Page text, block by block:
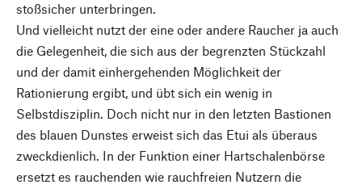
stoßsicher unterbringen.
Und vielleicht nutzt der eine oder andere Raucher ja auch
die Gelegenheit, die sich aus der begrenzten Stückzahl
und der damit einhergehenden Möglichkeit der
Rationierung ergibt, und übt sich ein wenig in
Selbstdisziplin. Doch nicht nur in den letzten Bastionen
des blauen Dunstes erweist sich das Etui als überaus
zweckdienlich. In der Funktion einer Hartschalenbörse
ersetzt es rauchenden wie rauchfreien Nutzern die